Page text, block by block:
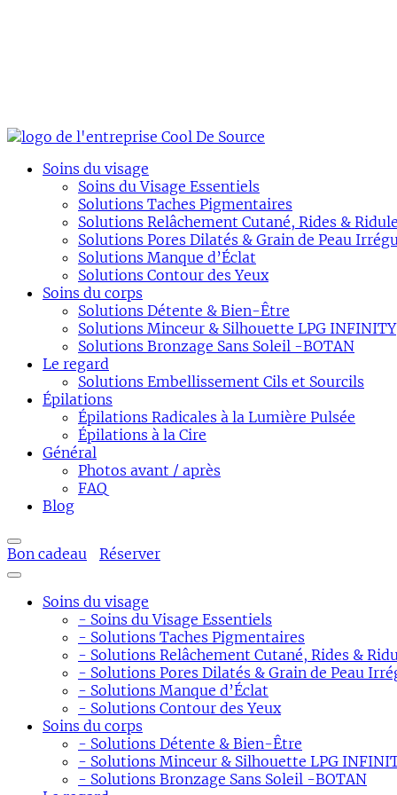
Soins du visage
Soins du Visage Essentiels
Solutions Taches Pigmentaires
Solutions Relâchement Cutané, Rides &
Solutions Pores Dilatés & Grain de Peau
Solutions Manque d’Éclat
Solutions Contour des Yeux
Soins du corps
Solutions Détente & Bien-Être
Solutions Minceur & Silhouette LPG INFINITY
Solutions Bronzage Sans Soleil -BOTAN
Le regard
Solutions Embellissement Cils et Sourcils
Épilations
Épilations Radicales à la Lumière Pulsée
Épilations à la Cire
Général
Photos avant / après
FAQ
Blog
Bon cadeau Réserver
Soins du visage
- Soins du Visage Essentiels
- Solutions Taches Pigmentaires
- Solutions Relâchement Cutané, Rides &
- Solutions Pores Dilatés & Grain de Peau
- Solutions Manque d’Éclat
- Solutions Contour des Yeux
Soins du corps
- Solutions Détente & Bien-Être
- Solutions Minceur & Silhouette LPG
- Solutions Bronzage Sans Soleil -BOTAN